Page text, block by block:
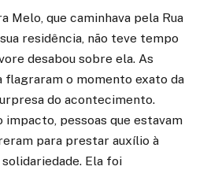
Melo, que caminhava pela Rua
residência, não teve tempo
desabou sobre ela. As
flagraram o momento exato da
do acontecimento.
impacto, pessoas que estavam
para prestar auxílio à
Ela foi